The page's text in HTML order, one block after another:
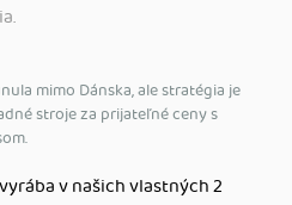
mimo Dánska, ale stratégia je
stroje za prijateľné ceny s
v našich vlastných 2